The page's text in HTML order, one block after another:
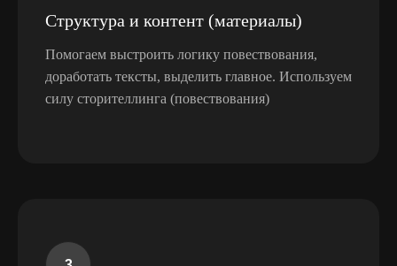
Структура и контент (материалы)
Помогаем выстроить логику повествования,
доработать тексты, выделить главное. Используем
силу сторителлинга (повествования)